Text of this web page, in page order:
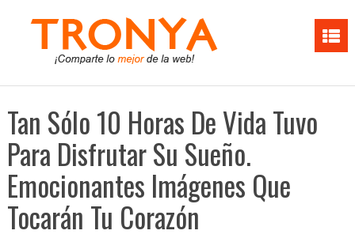
Tan Sólo 10 Horas De Vida Tuvo
Para Disfrutar Su Sueño.
Emocionantes Imágenes Que
Tocarán Tu Corazón